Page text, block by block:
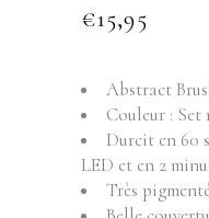
€15,95
Abstract
Couleur : Set
Durcit en 60
LED et en 2
Très pigmenté